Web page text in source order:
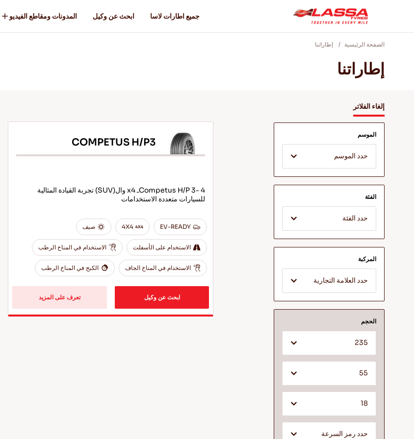
جميع اطارات لاسا ابحث عن وكيل المدونات ومقاطع الفيديو
الصفحة الرئيسية إطاراتنا
إطاراتنا
إلغاء الفلاتر
الموسم
حدد الموسم
الفئة
حدد الفئة
المركبة
حدد العلامة التجارية
الحجم
235
55
18
حدد رمز السرعة
COMPETUS H/P3
Competus H/P 3- 4ـ x4 وال(SUV) تجربة القيادة المثالية
للسيارات متعددة الاستخدامات
EV-READY
4X4 صيف
الاستخدام على الأسفلت الاستخدام في المناخ الرطب
الاستخدام في المناخ الجاف الكبح في المناخ الرطب
ابحث عن وكيل تعرف على المزيد